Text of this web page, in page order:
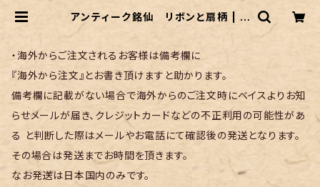
アンティーク銘仙 リボンと扇柄 | リ
・海外からご注文されるお客様は備考欄に
『海外から注文』とお書き頂けますと助かります。
備考欄に記載がない場合で海外からのご注文時にベイスよりお知
らせメールが届き、クレジットカードなどの不正利用の可能性があ
る と判断した際はメールやお電話にて確認後の発送となります。
その場合は発送までお時間を頂きます。
なお発送は日本国内のみです。